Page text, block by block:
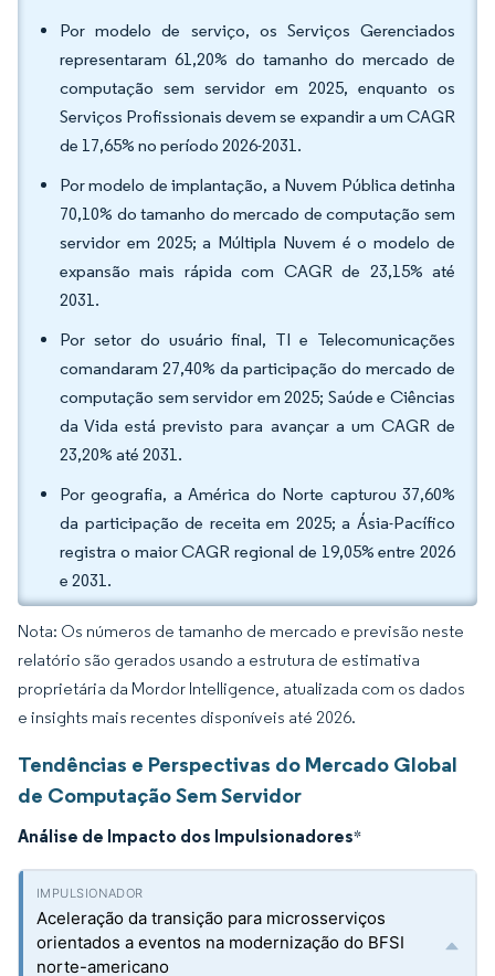
Por modelo de serviço, os Serviços Gerenciados
representaram 61,20% do tamanho do mercado de
computação sem servidor em 2025, enquanto os
Serviços Profissionais devem se expandir a um CAGR
de 17,65% no período 2026-2031.
Por modelo de implantação, a Nuvem Pública detinha
70,10% do tamanho do mercado de computação sem
servidor em 2025; a Múltipla Nuvem é o modelo de
expansão mais rápida com CAGR de 23,15% até
2031.
Por setor do usuário final, TI e Telecomunicações
comandaram 27,40% da participação do mercado de
computação sem servidor em 2025; Saúde e Ciências
da Vida está previsto para avançar a um CAGR de
23,20% até 2031.
Por geografia, a América do Norte capturou 37,60%
da participação de receita em 2025; a Ásia-Pacífico
registra o maior CAGR regional de 19,05% entre 2026
e 2031.
Nota: Os números de tamanho de mercado e previsão neste
relatório são gerados usando a estrutura de estimativa
proprietária da Mordor Intelligence, atualizada com os dados
e insights mais recentes disponíveis até 2026.
Tendências e Perspectivas do Mercado Global
de Computação Sem Servidor
Análise de Impacto dos Impulsionadores*
Aceleração da transição para microsserviços
orientados a eventos na modernização do BFSI
norte-americano